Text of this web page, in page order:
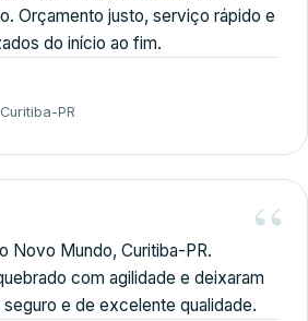
Orçamento justo, serviço rápido e
do início ao fim.
PR
Novo Mundo, Curitiba-PR.
com agilidade e deixaram
e de excelente qualidade.